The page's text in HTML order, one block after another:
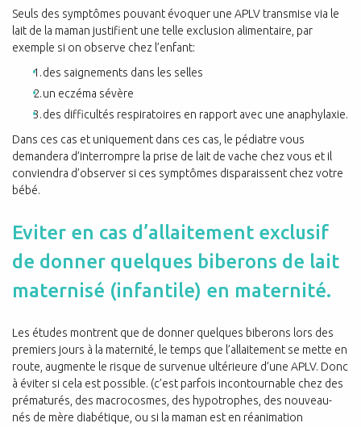
Seuls des symptômes pouvant évoquer une APLV transmise via le
lait de la maman justifient une telle exclusion alimentaire, par
exemple si on observe chez l’enfant:
des saignements dans les selles
un eczéma sévère
des difficultés respiratoires en rapport avec une anaphylaxie.
Dans ces cas et uniquement dans ces cas, le pédiatre vous
demandera d’interrompre la prise de lait de vache chez vous et il
conviendra d’observer si ces symptômes disparaissent chez votre
bébé.
Eviter en cas d’allaitement exclusif
de donner quelques biberons de lait
maternisé (infantile) en maternité.
Les études montrent que de donner quelques biberons lors des
premiers jours à la maternité, le temps que l’allaitement se mette en
route, augmente le risque de survenue ultérieure d’une APLV. Donc
à éviter si cela est possible. (c’est parfois incontournable chez des
prématurés, des macrocosmes, des hypotrophes, des nouveau-
nés de mère diabétique, ou si la maman est en réanimation